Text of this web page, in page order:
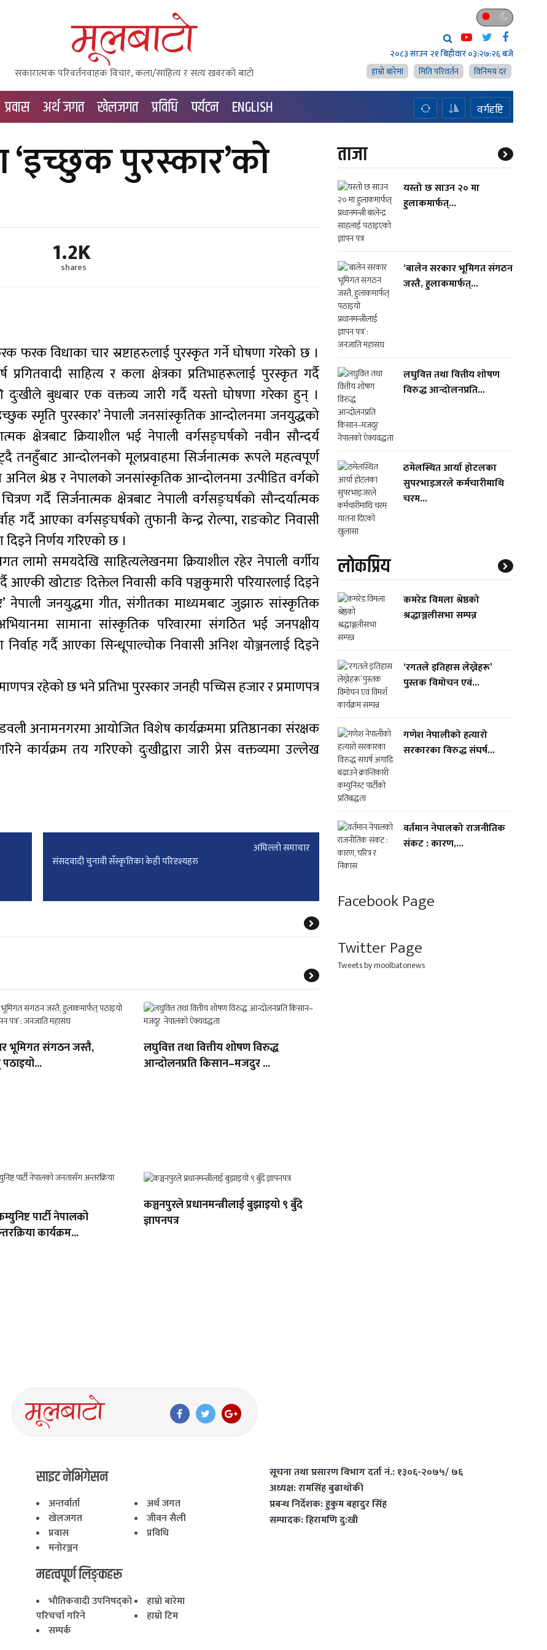
सकारात्मक परिवर्तनवाहक विचार, कला/साहित्य र सत्य खवरको बाटाे
२०८३ साउन २१ बिहीवार०३:२७:२७ बजे
हाम्राे बारेमा
मिति परिवर्तन विनिमय दर
प्रवास अर्थ जगत खेलजगत प्रविधि पर्यटन ENGLISH वर्गदृष्टि
‘इच्छुक पुरस्कार’को
1.2K
shares
फरक विधाका चार स्रष्टाहरुलाई पुरस्कृत गर्ने घोषणा गरेको छ ।
साहित्य र कला क्षेत्रका प्रतिभाहरूलाई पुरस्कृत गर्दै
बुधबार एक वक्तव्य जारी गर्दै यस्तो घोषणा गरेका हुन् ।
स्मृति पुरस्कार’ नेपाली जनसांस्कृतिक आन्दोलनमा जनयुद्धको
क्षेत्रबाट क्रियाशील भई नेपाली वर्गसङ्घर्षको नवीन सौन्दर्य
तनहुँबाट आन्दोलनको मूलप्रवाहमा सिर्जनात्मक रूपले महत्वपूर्ण
श्रेष्ठ र नेपालको जनसांस्कृतिक आन्दोलनमा उत्पीडित वर्गको
गर्दै सिर्जनात्मक क्षेत्रबाट नेपाली वर्गसङ्घर्षको सौन्दर्यात्मक
गर्दै आएका वर्गसङ्घर्षको तुफानी केन्द्र रोल्पा, राङकोट निवासी
निर्णय गरिएको छ ।
लामो समयदेखि साहित्यलेखनमा क्रियाशील रहेर नेपाली वर्गीय
खोटाङ दिक्तेल निवासी कवि पञ्चकुमारी परियारलाई दिइने
नेपाली जनयुद्धमा गीत, संगीतका माध्यमबाट जुझारु सांस्कृतिक
सामाना सांस्कृतिक परिवारमा संगठित भई जनपक्षीय
गर्दै आएका सिन्धूपाल्चोक निवासी अनिश योञ्जनलाई दिइने
रहेको छ भने प्रतिभा पुरस्कार जनही पच्चिस हजार र प्रमाणपत्र
अनामनगरमा आयोजित विशेष कार्यक्रममा प्रतिष्ठानका संरक्षक
कार्यक्रम तय गरिएको दुःखीद्वारा जारी प्रेस वक्तव्यमा उल्लेख
अघिल्लाे समाचार
संसदवादी चुनावी सँस्कृतिका केही परिदृश्यहरु
भूमिगत संगठन जस्तै,
लघुवित्त तथा वित्तीय शोषण विरुद्ध
आन्दोलनप्रति किसान–मजदुर ...
पार्टी नेपालको
कार्यक्रम...
कञ्चनपुरले प्रधानमन्त्रीलाई बुझाइयो ९ बुँदे
ज्ञापनपत्र
ताजा
यस्तो छ साउन २० मा
हुलाकमार्फत्...
‘बालेन सरकार भूमिगत संगठन
जस्तै, हुलाकमार्फत्...
लघुवित्त तथा वित्तीय शोषण
विरुद्ध आन्दोलनप्रति...
ठमेलस्थित आर्या होटलका
सुपरभाइजरले कर्मचारीमाथि
चरम...
लाेकप्रिय
कमरेड विमला श्रेष्ठको
श्रद्धाञ्जलीसभा सम्पन्न
‘रगतले इतिहास लेख्नेहरू’
पुस्तक विमोचन एवं...
गणेश नेपालीको हत्यारो
सरकारका विरुद्ध संघर्ष...
वर्तमान नेपालको राजनीतिक
संकट : कारण,...
Facebook Page
Twitter Page
Tweets by moolbatonews
साइट नेभिगेसन
अन्तर्वार्ता
अर्थ जगत
खेलजगत
जीवन सैली
प्रवास
प्रविधि
मनोरञ्जन
महत्वपूर्ण लिङ्कहरू
भाैतिकवादी उपनिषद्काे
परिचर्चा गरिने
हाम्राे बारेमा
हाम्राे टिम
सम्पर्क
सूचना तथा प्रसारण विभाग दर्ता नं.: १३०६-२०७५/ ७६
अध्यक्ष: रामसिंह बुढाथाेकी
प्रबन्ध निर्देशक: हुकुम बहादुर सिंह
सम्पादक: हिरामणि दु:खी